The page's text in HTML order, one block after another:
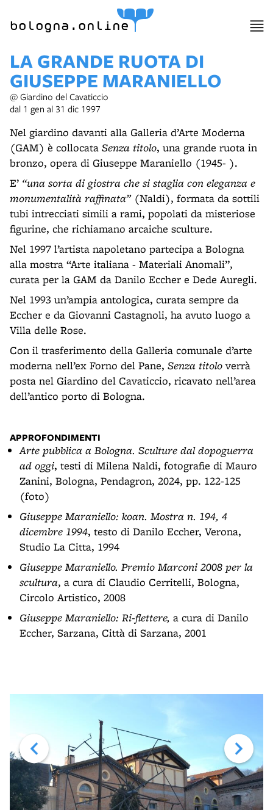
bologna.online
LA GRANDE RUOTA DI
GIUSEPPE MARANIELLO
@ Giardino del Cavaticcio
dal 1 gen al 31 dic 1997
Nel giardino davanti alla Galleria d’Arte Moderna
(GAM) è collocata Senza titolo, una grande ruota in
bronzo, opera di Giuseppe Maraniello (1945- ).
E’ “una sorta di giostra che si staglia con eleganza e
monumentalità raffinata”(Naldi), formata da sottili
tubi intrecciati simili a rami, popolati da misteriose
figurine, che richiamano arcaiche sculture.
Nel 1997 l’artista napoletano partecipa a Bologna
alla mostra “Arte italiana - Materiali Anomali”,
curata per la GAM da Danilo Eccher e Dede Auregli.
Nel 1993 un’ampia antologica, curata sempre da
Eccher e da Giovanni Castagnoli, ha avuto luogo a
Villa delle Rose.
Con il trasferimento della Galleria comunale d’arte
moderna nell’ex Forno del Pane, Senza titoloverrà
posta nel Giardino del Cavaticcio, ricavato nell’area
dell’antico porto di Bologna.
APPROFONDIMENTI
Arte pubblica a Bologna. Sculture dal dopoguerra
ad oggi, testi di Milena Naldi, fotografie di Mauro
Zanini, Bologna, Pendagron, 2024, pp. 122-125
(foto)
Giuseppe Maraniello: koan. Mostra n. 194, 4
dicembre 1994, testo di Danilo Eccher, Verona,
Studio La Citta, 1994
Giuseppe Maraniello. Premio Marconi 2008 per la
scultura, a cura di Claudio Cerritelli, Bologna,
Circolo Artistico, 2008
Giuseppe Maraniello: Ri-flettere, a cura di Danilo
Eccher, Sarzana, Città di Sarzana, 2001